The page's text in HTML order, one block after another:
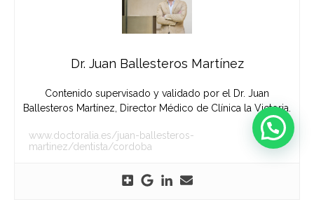
Dr. Juan Ballesteros Martínez
Contenido supervisado y validado por el Dr. Juan
Ballesteros Martínez, Director Médico de Clínica la Victoria.
www.doctoralia.es/juan-ballesteros-
martinez/dentista/cordoba